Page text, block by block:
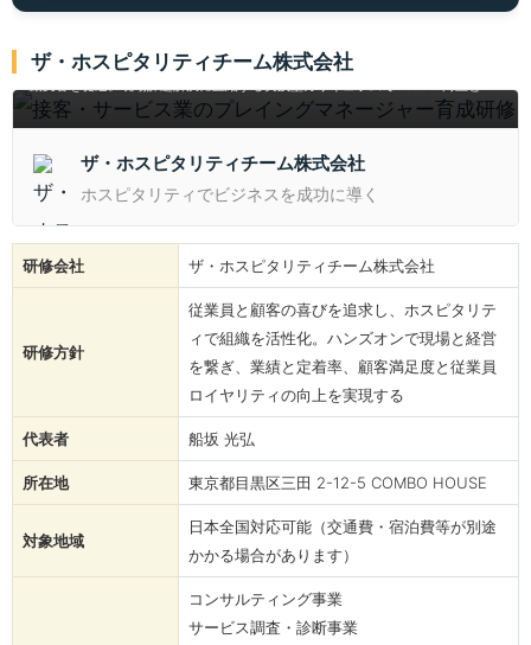
ザ・ホスピタリティチーム株式会社
接客・サービス業のプレイングマネージャー育成研
接客・サービス業のプレイングマネージャー育成研修は、経験学習サイクルで行
果創出を支援し、忙しい現場にも配慮。全国オンライン対応。
ザ・ホスピタリティチーム株式会社
ホスピタリティでビジネスを成功に導く
研修会社 ザ・ホスピタリティチーム株式会社
研修方針
従業員と顧客の喜びを追求し、ホスピタリテ
ィで組織を活性化。ハンズオンで現場と経営
を繋ぎ、業績と定着率、顧客満足度と従業員
ロイヤリティの向上を実現する
代表者 船坂 光弘
所在地 東京都目黒区三田 2-12-5 COMBO HOUSE
対象地域
日本全国対応可能（交通費・宿泊費等が別途
かかる場合があります）
コンサルティング事業
サービス調査・診断事業